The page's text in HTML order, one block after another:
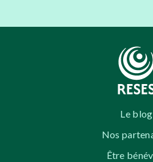
Le blog
Nos
Être